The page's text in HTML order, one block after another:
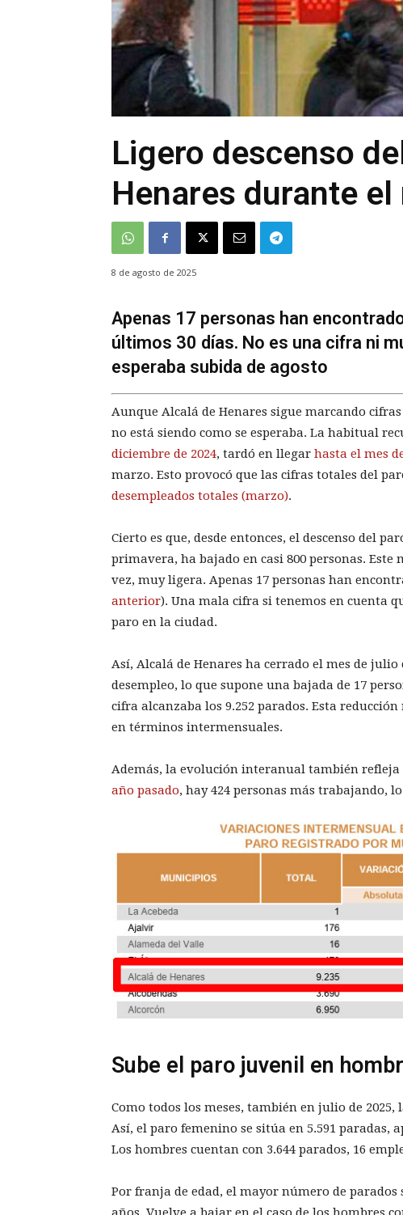
Ligero descenso
Henares durante
8 de agosto de 2025
Apenas 17 personas han
últimos 30 días. No es una cifra ni
esperaba subida de agosto
Aunque Alcalá de Henares sigue marcando
no está siendo como se esperaba. La habitual
diciembre de 2024, tardó en llegar hasta el mes
marzo. Esto provocó que las cifras totales del
desempleados totales (marzo).
Cierto es que, desde entonces, el descenso del
primavera, ha bajado en casi 800 personas. Este
vez, muy ligera. Apenas 17 personas han
anterior). Una mala cifra si tenemos en cuenta
paro en la ciudad.
Así, Alcalá de Henares ha cerrado el mes de
desempleo, lo que supone una bajada de 17
cifra alcanzaba los 9.252 parados. Esta
en términos intermensuales.
Además, la evolución interanual también refleja
año pasado, hay 424 personas más trabajando,
Sube el paro juvenil en
Como todos los meses, también en julio de
Así, el paro femenino se sitúa en 5.591 paradas,
Los hombres cuentan con 3.644 parados, 16
Por franja de edad, el mayor número de parados